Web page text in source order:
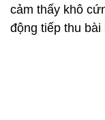
cảm thấy khô
động tiếp thu bài